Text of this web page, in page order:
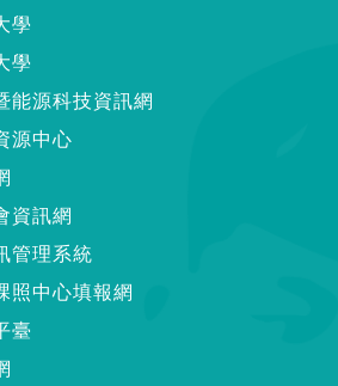
學
學
能源科技資訊網
源中心
資訊網
管理系統
照中心填報網
臺